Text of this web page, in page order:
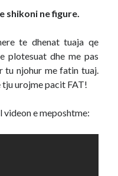
shikoni ne figure.
te dhenat tuaja qe
plotesuat dhe me pas
tu njohur me fatin tuaj.
tju urojme pacit FAT!
videon e meposhtme: